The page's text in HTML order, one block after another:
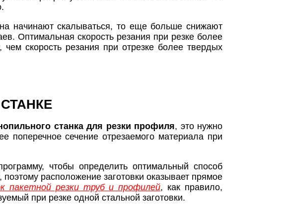
начинают скалываться, то еще больше снижают
Оптимальная скорость резания при резке более
скорость резания при отрезке более твердых
станка для резки профиля, это нужно
поперечное сечение отрезаемого материала при
чтобы определить оптимальный способ
расположение заготовки оказывает прямое
пакетной резки труб и профилей, как правило,
при резке одной стальной заготовки.